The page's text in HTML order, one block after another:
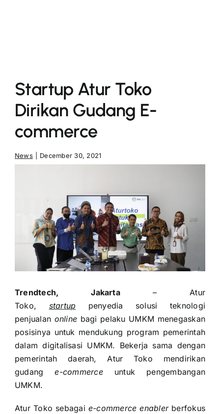
Startup Atur Toko
Dirikan Gudang E-
commerce
News December 30, 2021
Trendtech, Jakarta – Atur
Toko, startup penyedia solusi teknologi
penjualan online bagi pelaku UMKM menegaskan
posisinya untuk mendukung program pemerintah
dalam digitalisasi UMKM. Bekerja sama dengan
pemerintah daerah, Atur Toko mendirikan
gudange-commerceuntuk pengembangan
UMKM.
Atur Toko sebagai e-commerce enablerberfokus